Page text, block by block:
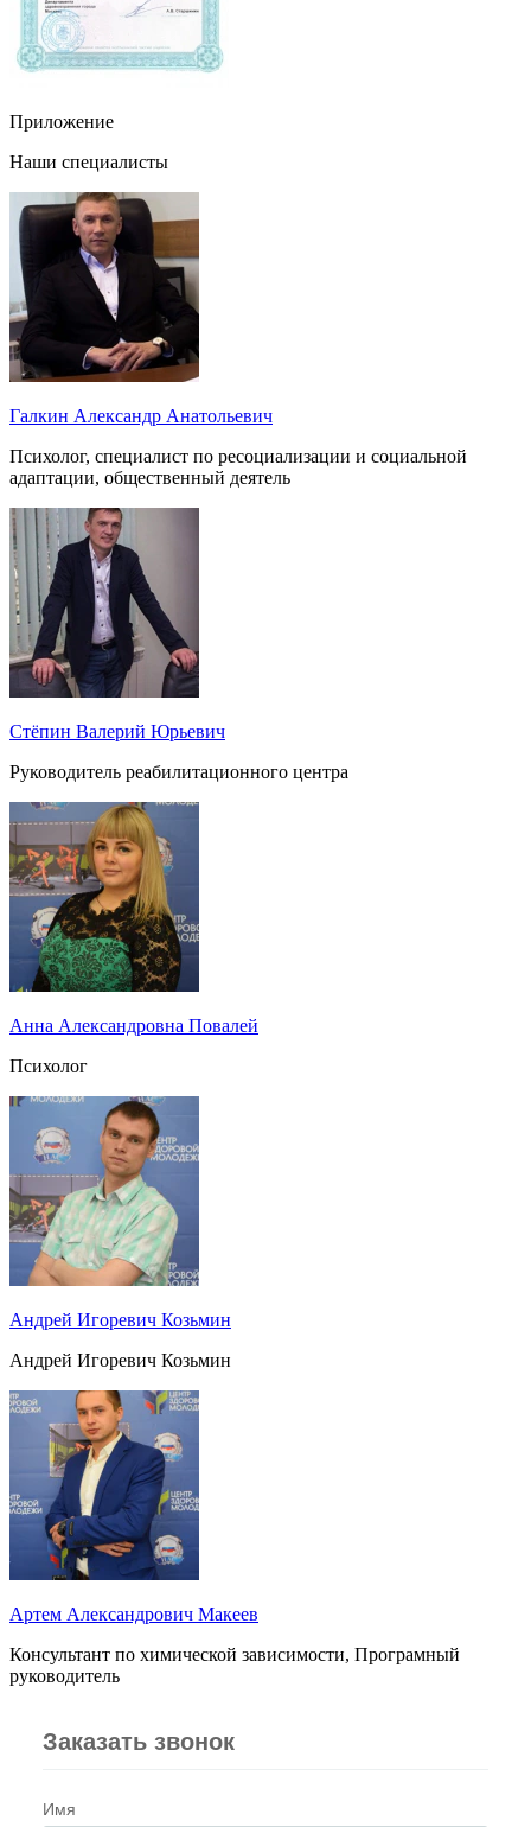
Приложение
Наши специалисты
Галкин Александр Анатольевич
Психолог, специалист по ресоциализации и социальной
адаптации, общественный деятель
Стёпин Валерий Юрьевич
Руководитель реабилитационного центра
Анна Александровна Повалей
Психолог
Андрей Игоревич Козьмин
Андрей Игоревич Козьмин
Артем Александрович Макеев
Консультант по химической зависимости, Програмный
руководитель